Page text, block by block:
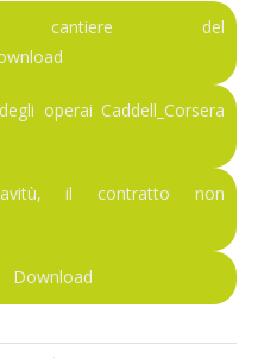
cantiere del
operai Caddell_Corsera
il contratto non
Download